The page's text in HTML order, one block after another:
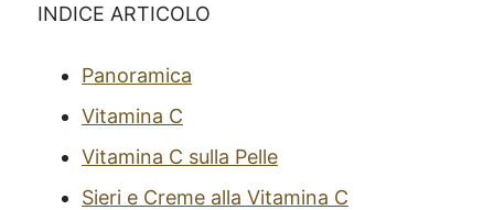
INDICE ARTICOLO
Panoramica
Vitamina C
Vitamina C sulla Pelle
Sieri e Creme alla Vitamina C